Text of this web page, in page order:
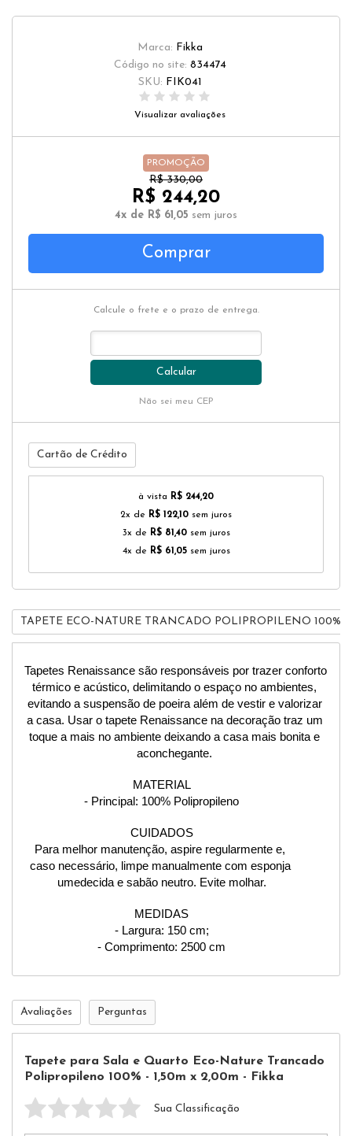
Marca: Fikka
Código no site: 834474
SKU: FIK041
Visualizar avaliações
PROMOÇÃO
R$ 330,00
R$ 244,20
4x de R$ 61,05 sem juros
Comprar
Calcule o frete e o prazo de entrega.
Calcular
Não sei meu CEP
Cartão de Crédito
à vista R$ 244,20
2x de R$ 122,10 sem juros
3x de R$ 81,40sem juros
4x de R$ 61,05sem juros
TAPETE ECO-NATURE TRANCADO POLIPROPILENO 100% -
Tapetes Renaissance são responsáveis por trazer conforto
térmico e acústico, delimitando o espaço no ambientes,
evitando a suspensão de poeira além de vestir e valorizar
a casa. Usar o tapete Renaissance na decoração traz um
toque a mais no ambiente deixando a casa mais bonita e
aconchegante.
MATERIAL
- Principal: 100% Polipropileno
CUIDADOS
Para melhor manutenção, aspire regularmente e,
caso necessário, limpe manualmente com esponja
umedecida e sabão neutro. Evite molhar.
MEDIDAS
- Largura: 150 cm;
- Comprimento: 2500 cm
Avaliações Perguntas
Tapete para Sala e Quarto Eco-Nature Trancado
Polipropileno 100% - 1,50m x 2,00m - Fikka
Sua Classificação